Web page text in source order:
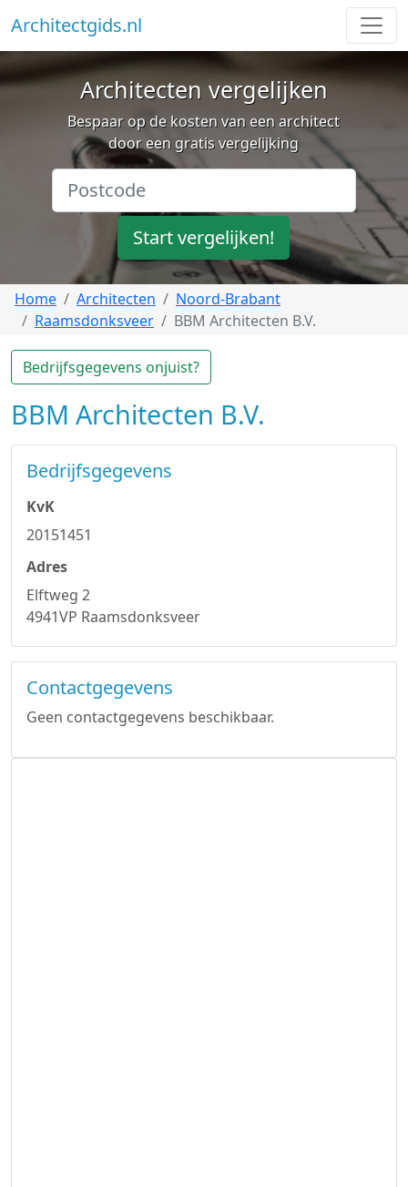
Architectgids.nl
Architecten vergelijken
Bespaar op de kosten van een architect
door een gratis vergelijking
Start vergelijken!
Home Architecten
Noord-Brabant
Raamsdonksveer
BBM Architecten B.V.
Bedrijfsgegevens onjuist?
BBM Architecten B.V.
Bedrijfsgegevens
KvK
20151451
Adres
Elftweg 2
4941VP Raamsdonksveer
Contactgegevens
Geen contactgegevens beschikbaar.